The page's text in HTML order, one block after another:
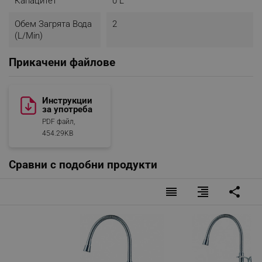
Обем Загрята Вода
(l/min)
2
Прикачени файлове
Инструкции
за употреба
PDF файл,
454.29KB
Сравни с подобни продукти
reorder format_align_right share